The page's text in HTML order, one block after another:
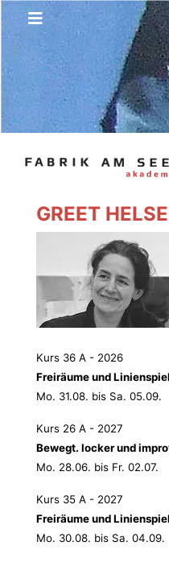
GREET
Kurs 36 A - 2026
Freiräume und Linienspiel
Mo. 31.08. bis Sa. 05.09.
Kurs 26 A - 2027
Bewegt. locker und
Mo. 28.06. bis Fr. 02.07.
Kurs 35 A - 2027
Freiräume und Linienspiel
Mo. 30.08. bis Sa. 04.09.